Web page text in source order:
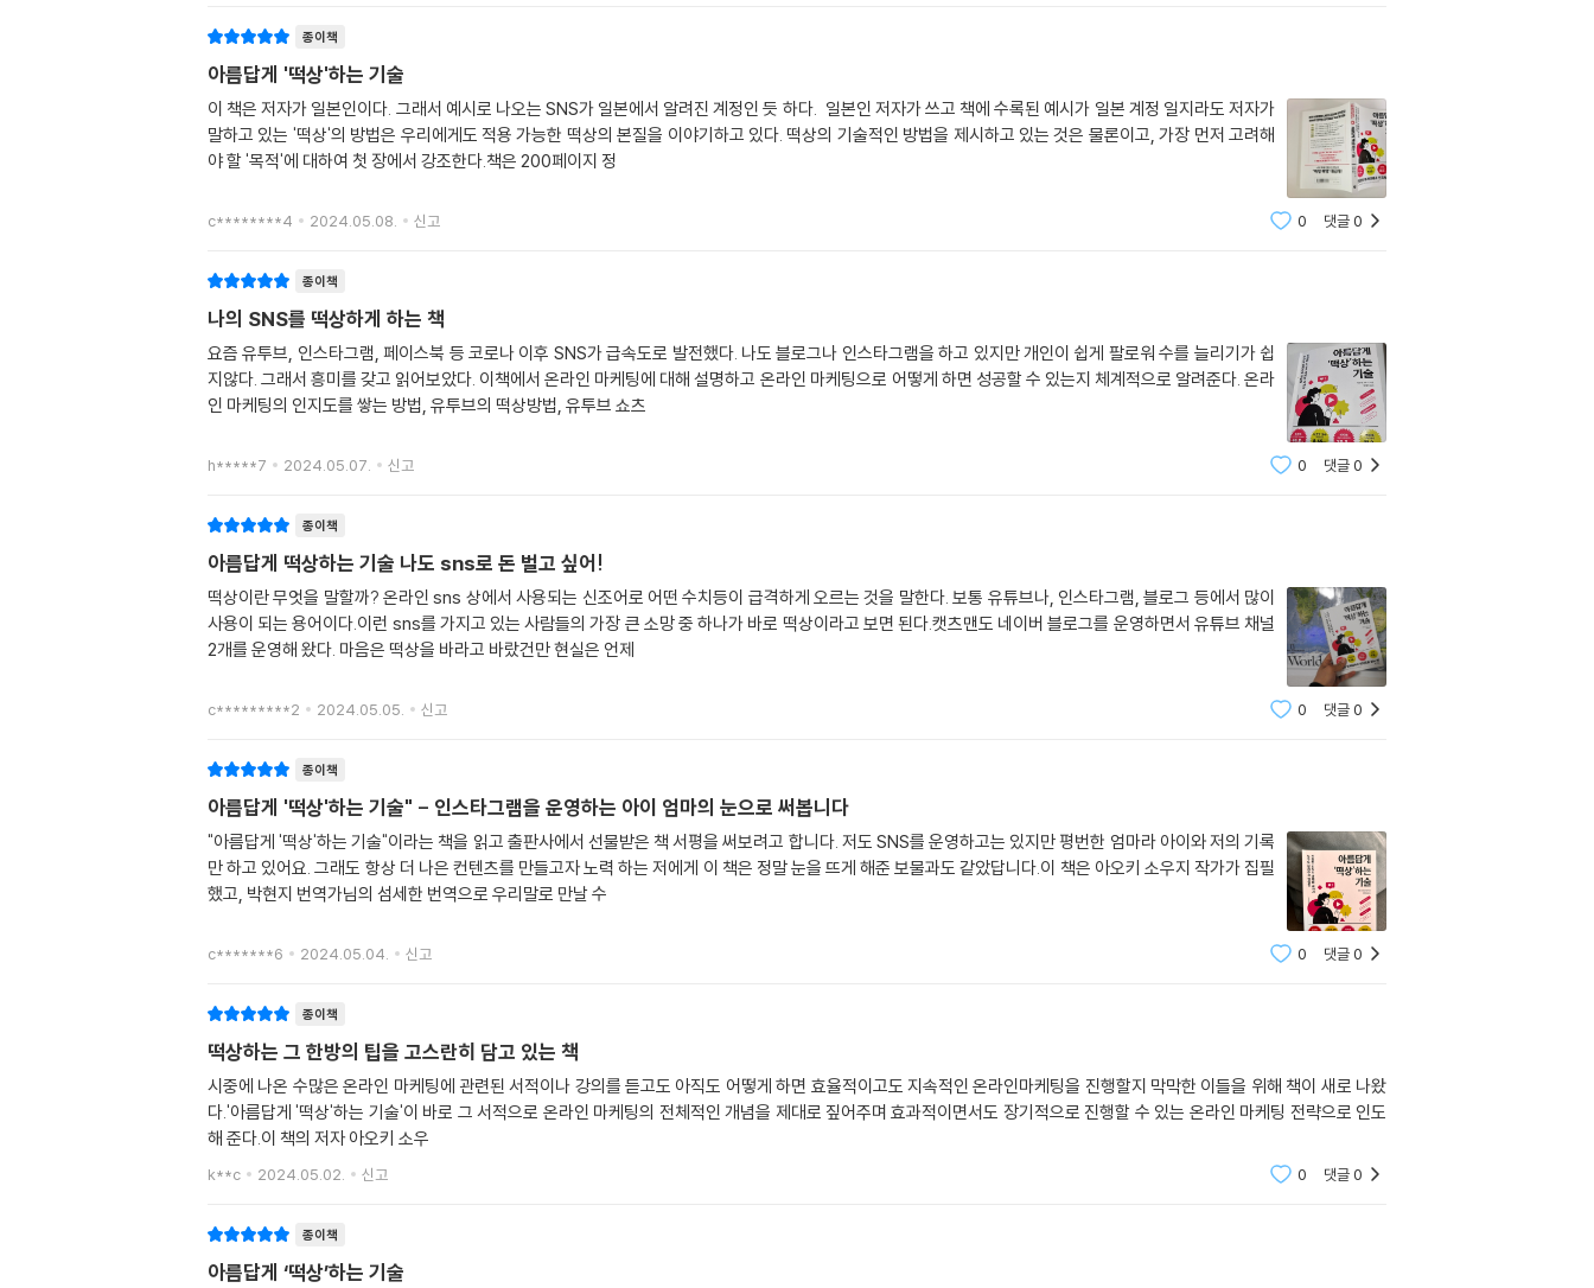
종이책
아름답게 '떡상'하는 기술
이 책은 저자가 일본인이다. 그래서 예시로 나오는 SNS가 일본에서 알려진 계정인 듯 하다. 일본인 저자가 쓰고 책에 수록된 예시가 일본 계정 일지라도 저자가
말하고 있는 '떡상'의 방법은 우리에게도 적용 가능한 떡상의 본질을 이야기하고 있다. 떡상의 기술적인 방법을 제시하고 있는 것은 물론이고, 가장 먼저 고려해
야 할 '목적'에 대하여 첫 장에서 강조한다.책은 200페이지 정
c********4 2024.05.08. 신고 0 댓글0
종이책
나의 SNS를 떡상하게 하는 책
요즘 유투브, 인스타그램, 페이스북 등 코로나 이후 SNS가 급속도로 발전했다. 나도 블로그나 인스타그램을 하고 있지만 개인이 쉽게 팔로워 수를 늘리기가 쉽
지않다. 그래서 흥미를 갖고 읽어보았다. 이책에서 온라인 마케팅에 대해 설명하고 온라인 마케팅으로 어떻게 하면 성공할 수 있는지 체계적으로 알려준다. 온라
인 마케팅의 인지도를 쌓는 방법, 유투브의 떡상방법, 유투브 쇼츠
h*****7 2024.05.07. 신고 0 댓글0
종이책
아름답게 떡상하는 기술 나도 sns로 돈 벌고 싶어!
떡상이란 무엇을 말할까? 온라인 sns 상에서 사용되는 신조어로 어떤 수치등이 급격하게 오르는 것을 말한다. 보통 유튜브나, 인스타그램, 블로그 등에서 많이
사용이 되는 용어이다.이런 sns를 가지고 있는 사람들의 가장 큰 소망 중 하나가 바로 떡상이라고 보면 된다.캣츠맨도 네이버 블로그를 운영하면서 유튜브 채널
2개를 운영해 왔다. 마음은 떡상을 바라고 바랐건만 현실은 언제
c*********2 2024.05.05. 신고 0 댓글0
종이책
아름답게 '떡상'하는 기술" - 인스타그램을 운영하는 아이 엄마의 눈으로 써봅니다
"아름답게 '떡상'하는 기술"이라는 책을 읽고 출판사에서 선물받은 책 서평을 써보려고 합니다. 저도 SNS를 운영하고는 있지만 평번한 엄마라 아이와 저의 기록
만 하고 있어요. 그래도 항상 더 나은 컨텐츠를 만들고자 노력 하는 저에게 이 책은 정말 눈을 뜨게 해준 보물과도 같았답니다.이 책은 아오키 소우지 작가가 집필
했고, 박현지 번역가님의 섬세한 번역으로 우리말로 만날 수
c*******6 2024.05.04. 신고 0 댓글0
종이책
떡상하는 그 한방의 팁을 고스란히 담고 있는 책
시중에 나온 수많은 온라인 마케팅에 관련된 서적이나 강의를 듣고도 아직도 어떻게 하면 효율적이고도 지속적인 온라인마케팅을 진행할지 막막한 이들을 위해 책이 새로 나왔
다.'아름답게 '떡상'하는 기술'이 바로 그 서적으로 온라인 마케팅의 전체적인 개념을 제대로 짚어주며 효과적이면서도 장기적으로 진행할 수 있는 온라인 마케팅 전략으로 인도
해 준다.이 책의 저자 아오키 소우
k**c 2024.05.02. 신고 0 댓글0
종이책
아름답게 ‘떡상’하는 기술